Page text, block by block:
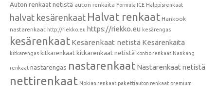
Auton renkaat netistä auton renkaita Formula ICE Halppisrenkaat
halvat kesärenkaat Halvat renkaat Hankook
nastarenkaat http://riekko.eu https://riekko.eu kesärengas
kesärenkaat Kesärenkaat netistä Kesärenkaita
kitkarengas kitkarenkaat kitkarenkaat netistä kontio renkaat Nankang
renkaat nastarengas nastarenkaat Nastarenkaat netistä
nettirenkaat Nokian renkaat pakettiauton renkaat premium